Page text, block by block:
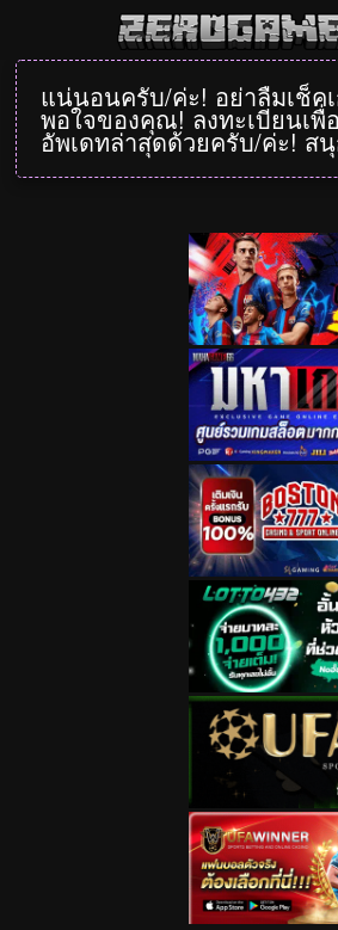
แน่นอนครับ/ค่ะ! อย่าลืมเช็ค
พอใจของคุณ! ลงทะเบียนเ
อัพเดทล่าสุดด้วยครับ/ค่ะ! ส